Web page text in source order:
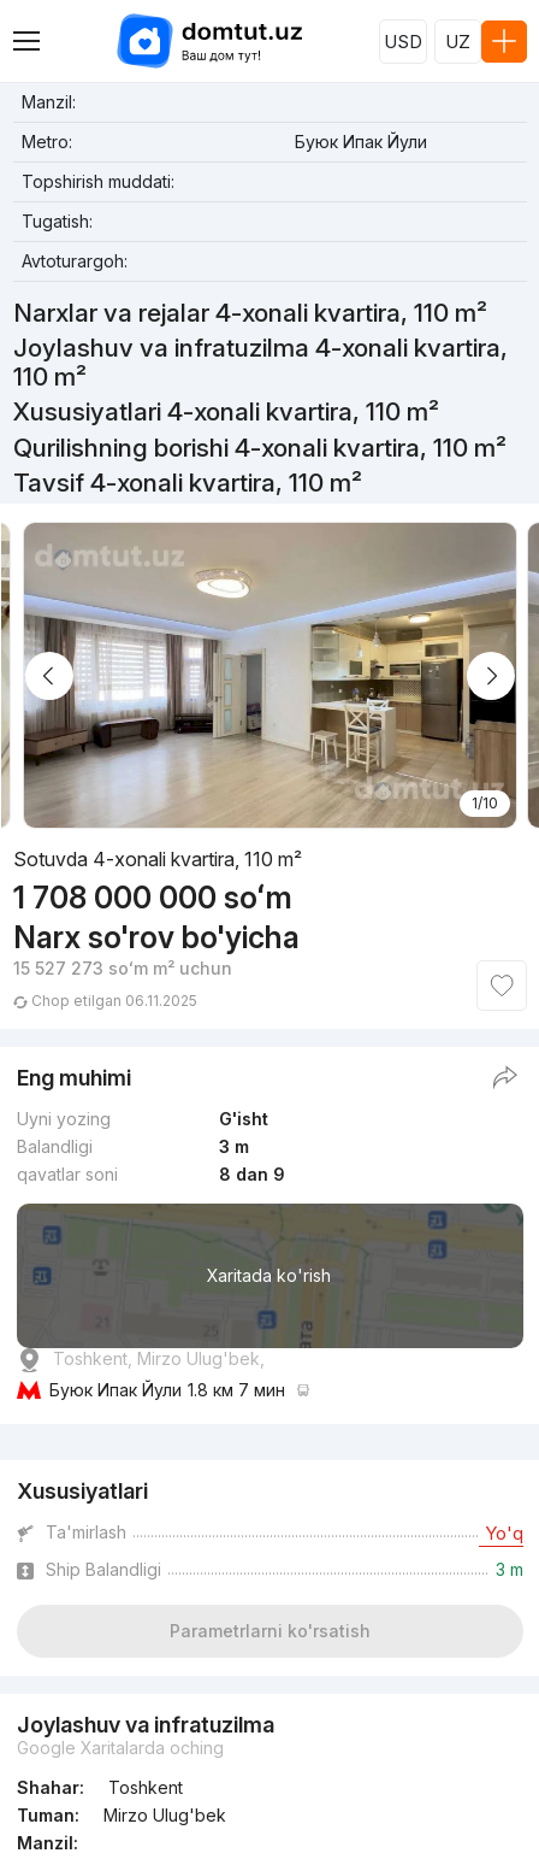
USD UZ
Manzil:
Metro:
Буюк Ипак Йули
Topshirish muddati:
Tugatish:
Avtoturargoh:
Narxlar va rejalar 4-xonali kvartira, 110 m²
Joylashuv va infratuzilma 4-xonali kvartira,
110 m²
Xususiyatlari 4-xonali kvartira, 110 m²
Qurilishning borishi 4-xonali kvartira, 110 m²
Tavsif 4-xonali kvartira, 110 m²
1/10
Sotuvda 4-xonali kvartira, 110 m²
1 708 000 000 soʻm
Narx so'rov bo'yicha
15 527 273 soʻmm² uchun
Chop etilgan 06.11.2025
Eng muhimi
Uyni yozing
G'isht
Balandligi
3 m
qavatlar soni
8 dan 9
Xaritada ko'rish
Toshkent, Mirzo Ulug'bek,
Буюк Ипак Йули 1.8 км 7 мин
Xususiyatlari
Ta'mirlash Yo'q
Ship Balandligi 3 m
Parametrlarni ko'rsatish
Joylashuv va infratuzilma
Google Xaritalarda oching
Shahar:
Toshkent
Tuman:
Mirzo Ulug'bek
Manzil: